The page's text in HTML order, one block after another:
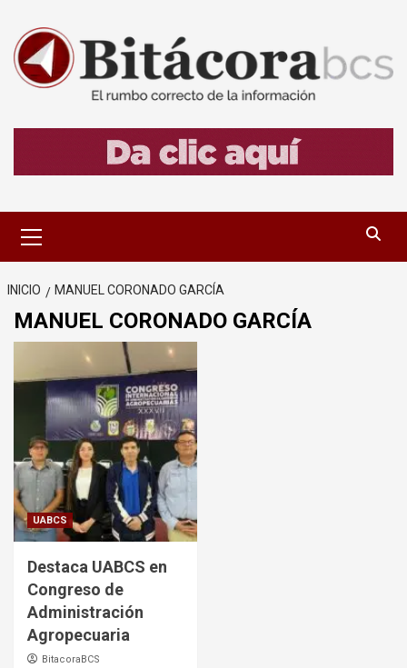
contenido
primario
INICIO MANUEL CORONADO GARCÍA
MANUEL CORONADO GARCÍA
UABCS
Destaca UABCS en
Congreso de
Administración
Agropecuaria
BitacoraBCS